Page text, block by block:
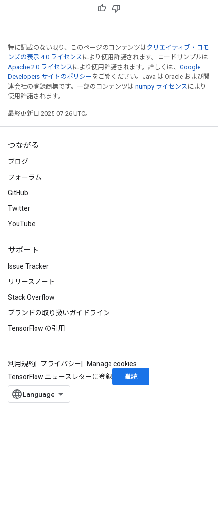
特に記載のない限り、このページのコンテンツはクリエイティブ・コモ
ンズの表示 4.0 ライセンス により使用許諾されます。コードサンプルは
Apache 2.0 ライセンス により使用許諾されます。詳しくは、 Google
Developers サイトのポリシー をご覧ください。Java は Oracle および関
連会社の登録商標です。一部のコンテンツは numpy ライセンス により
使用許諾されます。
最終更新日 2025-07-26 UTC。
つながる
ブログ
フォーラム
GitHub
Twitter
YouTube
サポート
Issue Tracker
リリースノート
Stack Overflow
ブランドの取り扱いガイドライン
TensorFlow の引用
利用規約 プライバシー
Manage cookies
TensorFlow ニュースレターに登録
購読